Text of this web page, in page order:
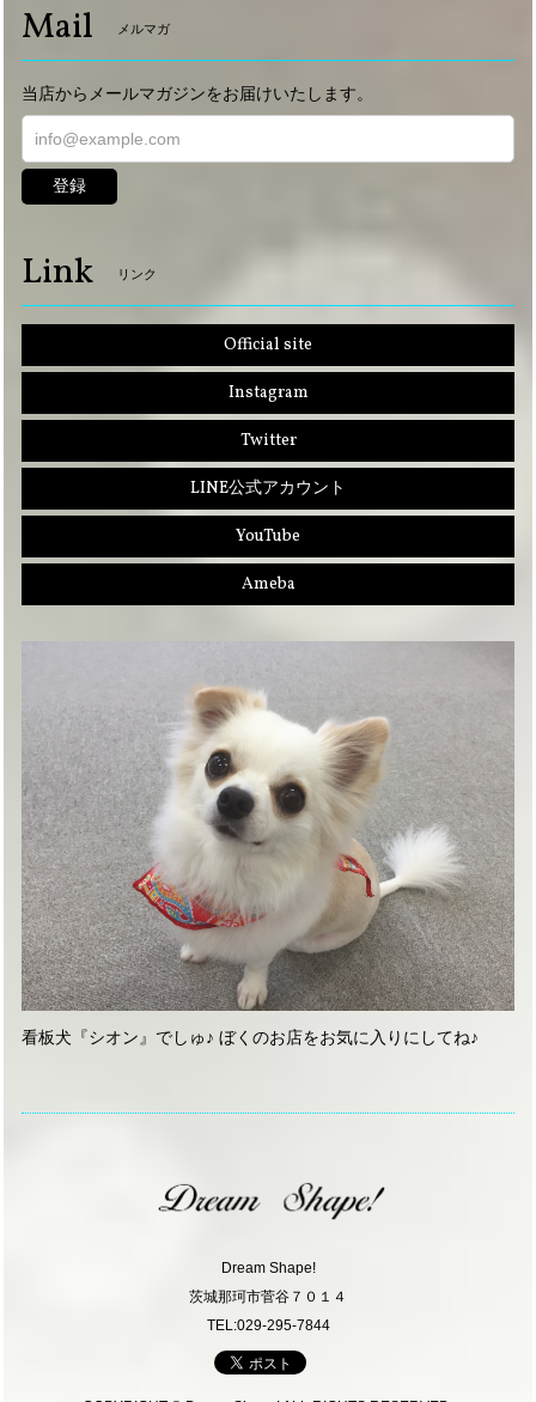
Mail メルマガ
当店からメールマガジンをお届けいたします。
登録
Link リンク
Official site
Instagram
Twitter
LINE公式アカウント
YouTube
Ameba
看板犬『シオン』でしゅ♪ ぼくのお店をお気に入りにしてね♪
Dream Shape!
茨城那珂市菅谷７０１４
TEL:029-295-7844